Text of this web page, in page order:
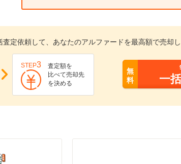
定依頼して、あなたのアルファードを最高額で売却
STEP3
査定額を
比べて売却先
を決める
無
料
一